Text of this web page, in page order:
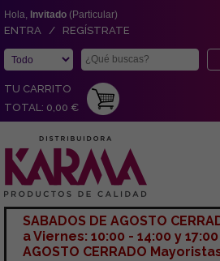
Hola, Invitado (Particular)
ENTRA / REGÍSTRATE
TU CARRITO
TOTAL: 0,00 €
SABADOS DE AGOSTO
a Viernes: 10:00 - 14:00 y
AGOSTO CERRADO